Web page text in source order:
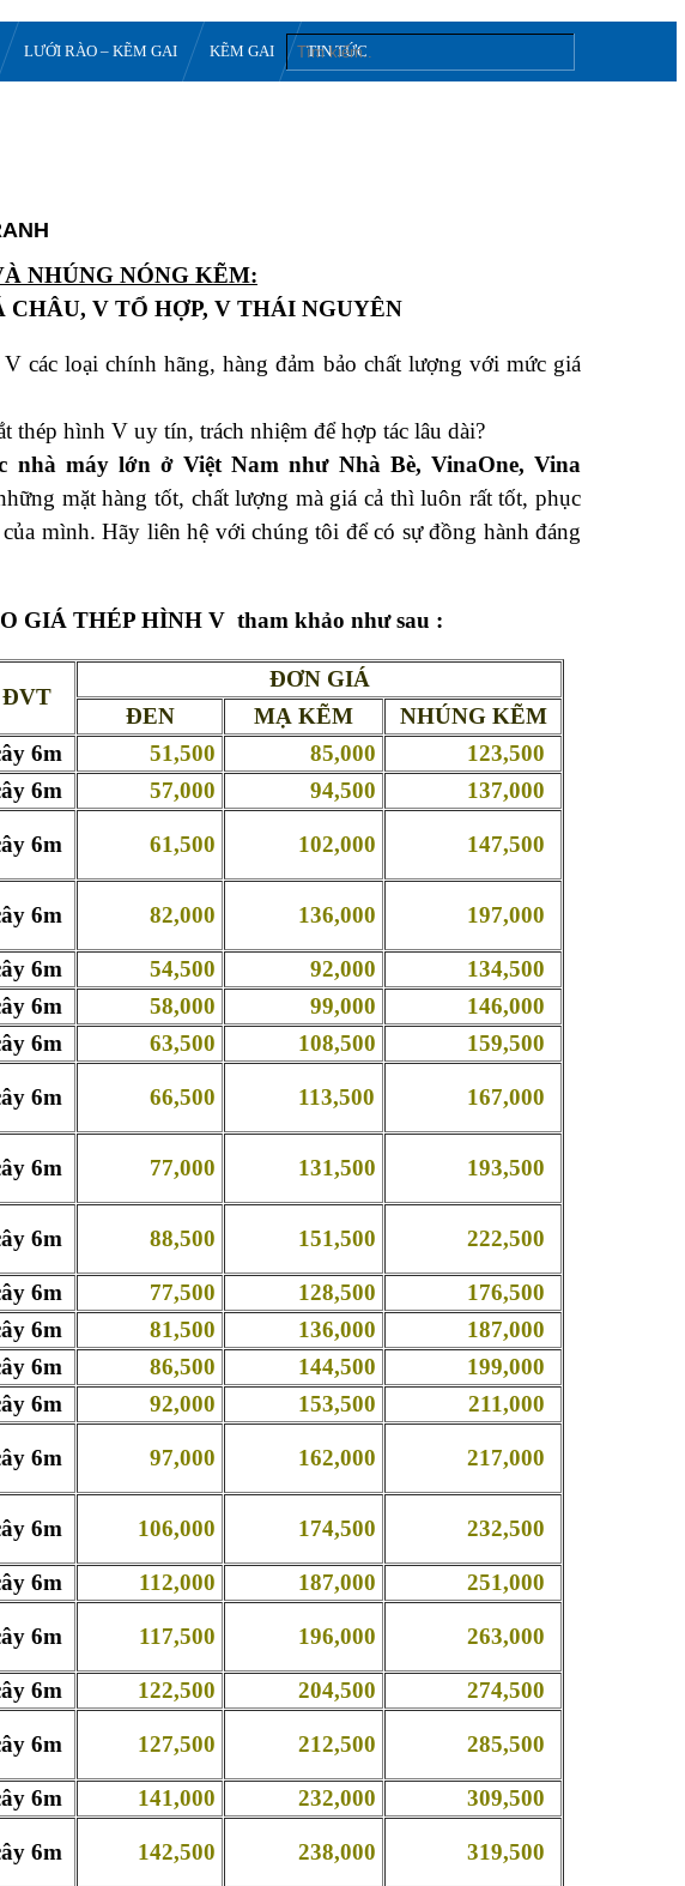
LƯỚI RÀO – KẼM GAI KẼM GAI TIN TỨC
NHÚNG NÓNG KẼM:
V TỔ HỢP, V THÁI NGUYÊN
các loại chính hãng, hàng đảm bảo chất lượng với mức giá
thép hình V uy tín, trách nhiệm để hợp tác lâu dài?
nhà máy lớn ở Việt Nam như Nhà Bè, VinaOne, Vina
mặt hàng tốt, chất lượng mà giá cả thì luôn rất tốt, phục
mình. Hãy liên hệ với chúng tôi để có sự đồng hành đáng
GIÁ THÉP HÌNH V tham khảo như sau :
ĐVT
ĐƠN GIÁ
ĐEN
MẠ KẼM
NHÚNG KẼM
6m 51,500 85,000
123,500
6m 57,000 94,500 137,000
6m 61,500 102,000 147,500
6m 82,000 136,000 197,000
6m 54,500 92,000
134,500
6m 58,000 99,000
146,000
6m 63,500 108,500 159,500
6m 66,500 113,500 167,000
6m 77,000 131,500 193,500
6m 88,500 151,500 222,500
6m 77,500 128,500
176,500
6m 81,500 136,000
187,000
6m 86,500 144,500
199,000
6m 92,000 153,500 211,000
6m 97,000 162,000 217,000
6m 106,000 174,500 232,500
6m 112,000 187,000 251,000
6m 117,500 196,000 263,000
6m 122,500 204,500 274,500
6m 127,500 212,500 285,500
6m 141,000 232,000 309,500
6m 142,500 238,000 319,500